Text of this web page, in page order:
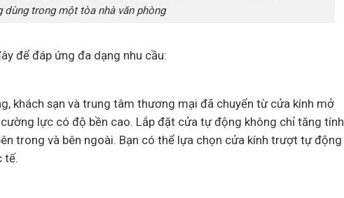
dùng trong một tòa nhà văn phòng
để đáp ứng đa dạng nhu cầu:
khách sạn và trung tâm thương mại đã chuyển từ cửa kính mở
lực có độ bền cao. Lắp đặt cửa tự động không chỉ tăng tính
trong và bên ngoài. Bạn có thể lựa chọn cửa kính trượt tự động
tế.